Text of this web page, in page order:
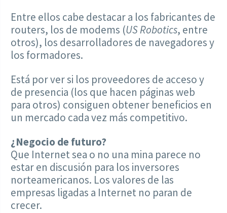
Entre ellos cabe destacar a los fabricantes de
routers, los de modems (US Robotics, entre
otros), los desarrolladores de navegadores y
los formadores.
Está por ver si los proveedores de acceso y
de presencia (los que hacen páginas web
para otros) consiguen obtener beneficios en
un mercado cada vez más competitivo.
¿Negocio de futuro?
Que Internet sea o no una mina parece no
estar en discusión para los inversores
norteamericanos. Los valores de las
empresas ligadas a Internet no paran de
crecer.